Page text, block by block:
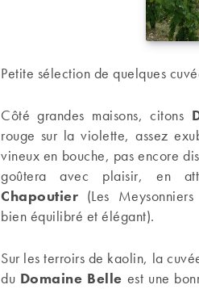
Petite sélection de quelques
Côté grandes maisons, citons
rouge sur la violette, assez
vineux en bouche, pas encore
goûtera avec plaisir, en
Chapoutier (Les
bien équilibré et élégant).
Sur les terroirs de kaolin, la
du Domaine Belle est une